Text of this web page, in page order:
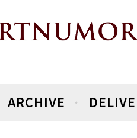
ARCHIVE